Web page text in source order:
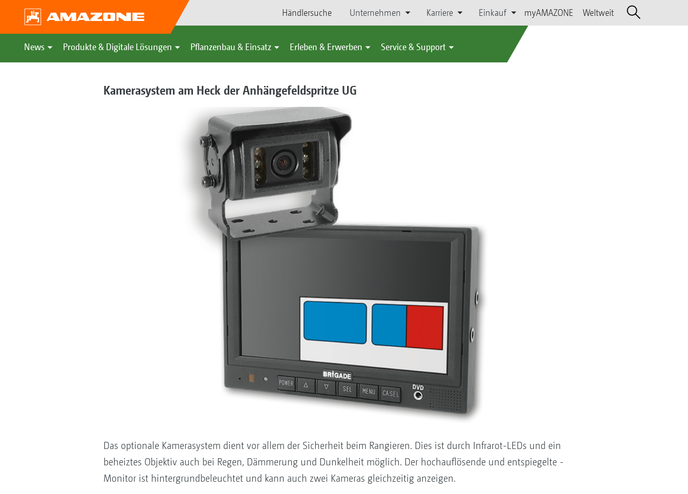
Händlersuche Unternehmen Karriere Einkauf myAMAZONE Weltweit
News Produkte & Digitale Lösungen Pflanzenbau & Einsatz Erleben & Erwerben Service & Support
Kamerasystem am Heck der Anhängefeldspritze UG
Das optionale Kamerasystem dient vor allem der Sicherheit beim ­Rangieren. Dies ist durch Infrarot-LEDs und ein
beheiztes ­Objektiv auch bei Regen, Dämmerung und Dunkelheit möglich. Der hochauflösende und entspiegelte ­
Monitor ist hintergrundbeleuchtet und kann auch zwei Kameras ­gleichzeitig anzeigen.